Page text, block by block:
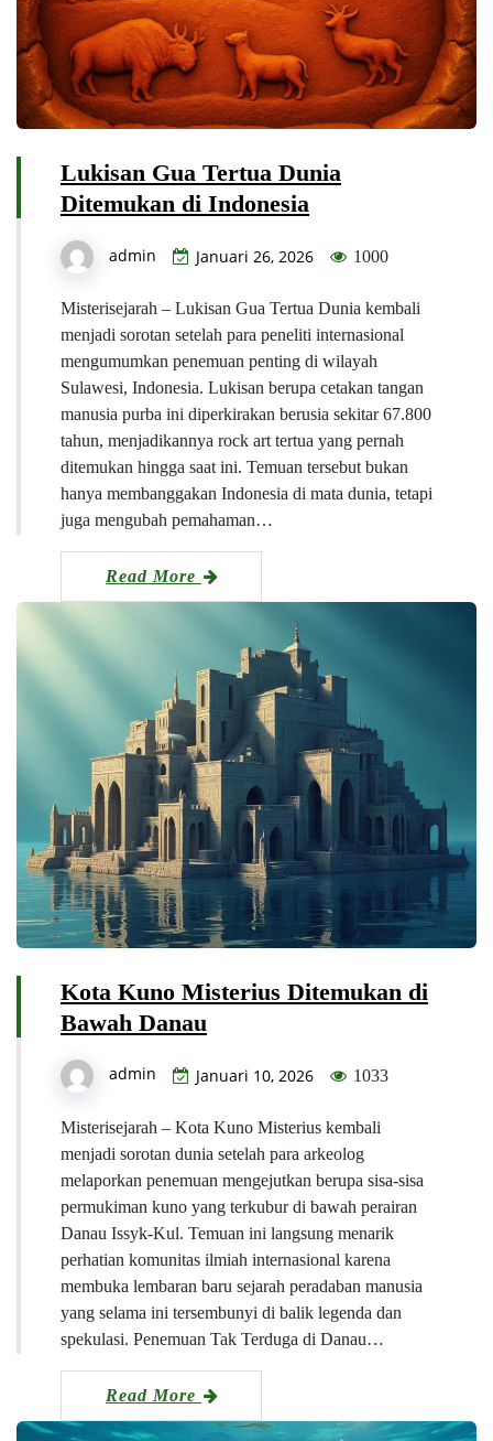
Lukisan Gua Tertua Dunia
Ditemukan di Indonesia
admin Januari 26, 2026 1000
Misterisejarah – Lukisan Gua Tertua Dunia kembali
menjadi sorotan setelah para peneliti internasional
mengumumkan penemuan penting di wilayah
Sulawesi, Indonesia. Lukisan berupa cetakan tangan
manusia purba ini diperkirakan berusia sekitar 67.800
tahun, menjadikannya rock art tertua yang pernah
ditemukan hingga saat ini. Temuan tersebut bukan
hanya membanggakan Indonesia di mata dunia, tetapi
juga mengubah pemahaman…
Read More
Kota Kuno Misterius Ditemukan di
Bawah Danau
admin Januari 10, 2026 1033
Misterisejarah – Kota Kuno Misterius kembali
menjadi sorotan dunia setelah para arkeolog
melaporkan penemuan mengejutkan berupa sisa-sisa
permukiman kuno yang terkubur di bawah perairan
Danau Issyk-Kul. Temuan ini langsung menarik
perhatian komunitas ilmiah internasional karena
membuka lembaran baru sejarah peradaban manusia
yang selama ini tersembunyi di balik legenda dan
spekulasi. Penemuan Tak Terduga di Danau…
Read More